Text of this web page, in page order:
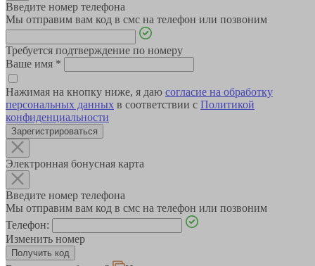
Введите номер телефона
Мы отправим вам код в смс на телефон или позвоним
Требуется подтверждение по номеру
Ваше имя *
Нажимая на кнопку ниже, я даю согласие на обработку
персональных данных в соответствии с Политикой
конфиденциальности
Зарегистрироваться
Электронная бонусная карта
Введите номер телефона
Мы отправим вам код в смс на телефон или позвоним
Телефон:
Изменить номер